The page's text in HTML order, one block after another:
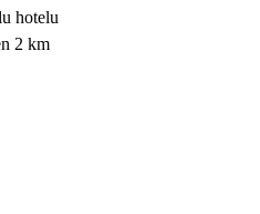
hotelu
2 km